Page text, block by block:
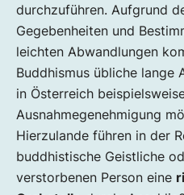
durchzuführen. Aufgrund
Gegebenheiten und
leichten Abwandlungen
Buddhismus übliche lange
in Österreich
Ausnahmegenehmigung
Hierzulande führen in der
buddhistische Geistliche
verstorbenen Person eine